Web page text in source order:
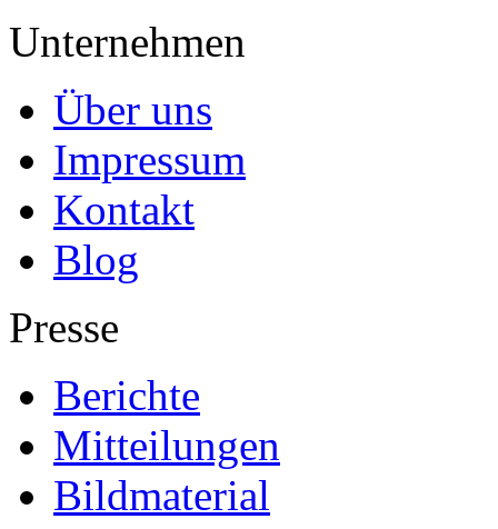
Unternehmen
Über uns
Impressum
Kontakt
Blog
Presse
Berichte
Mitteilungen
Bildmaterial